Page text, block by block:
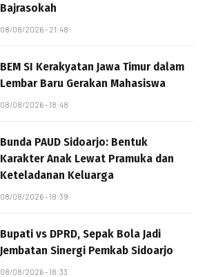
Bajrasokah
08/08/2026 - 21:48
BEM SI Kerakyatan Jawa Timur dalam
Lembar Baru Gerakan Mahasiswa
08/08/2026 - 18:48
Bunda PAUD Sidoarjo: Bentuk
Karakter Anak Lewat Pramuka dan
Keteladanan Keluarga
08/08/2026 - 18:39
Bupati vs DPRD, Sepak Bola Jadi
Jembatan Sinergi Pemkab Sidoarjo
08/08/2026 - 18:33